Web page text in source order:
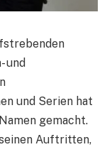
und
und Serien hat
gemacht.
Auftritten,